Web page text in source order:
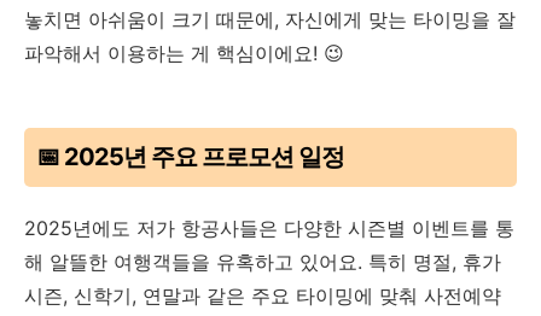
놓치면 아쉬움이 크기 때문에, 자신에게 맞는 타이밍을 잘
파악해서 이용하는 게 핵심이에요! 😉
📅 2025년 주요 프로모션 일정
2025년에도 저가 항공사들은 다양한 시즌별 이벤트를 통
해 알뜰한 여행객들을 유혹하고 있어요. 특히 명절, 휴가
시즌, 신학기, 연말과 같은 주요 타이밍에 맞춰 사전예약